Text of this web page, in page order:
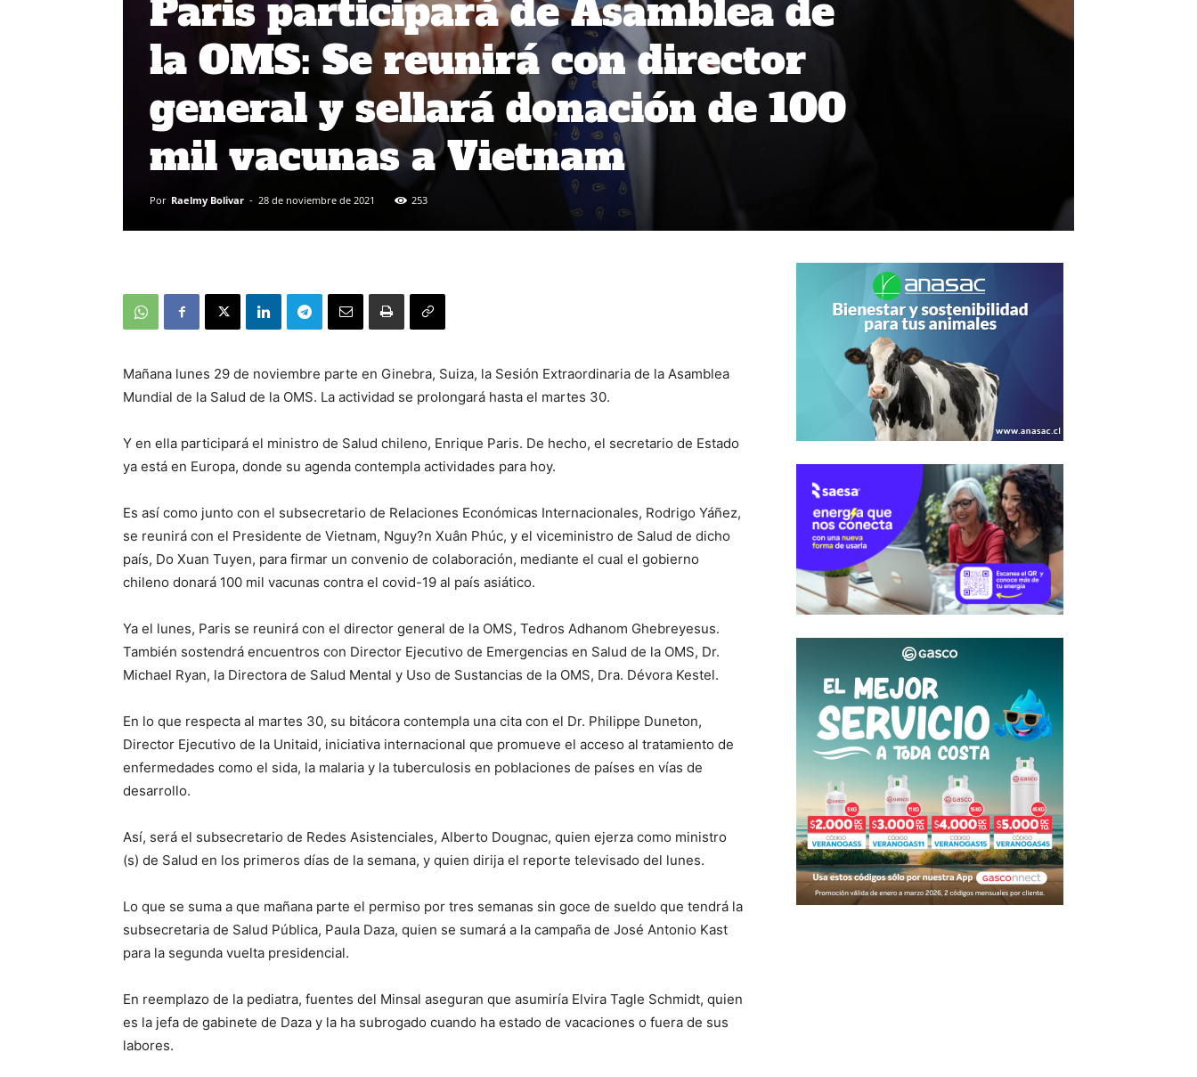
Paris participará de Asamblea de
la OMS: Se reunirá con director
general y sellará donación de 100
mil vacunas a Vietnam
Por Raelmy Bolivar - 28 de noviembre de 2021 253
Mañana lunes 29 de noviembre parte en Ginebra, Suiza, la Sesión Extraordinaria de la Asamblea
Mundial de la Salud de la OMS. La actividad se prolongará hasta el martes 30.
Y en ella participará el ministro de Salud chileno, Enrique Paris. De hecho, el secretario de Estado
ya está en Europa, donde su agenda contempla actividades para hoy.
Es así como junto con el subsecretario de Relaciones Económicas Internacionales, Rodrigo Yáñez,
se reunirá con el Presidente de Vietnam, Nguy?n Xuân Phúc, y el viceministro de Salud de dicho
país, Do Xuan Tuyen, para firmar un convenio de colaboración, mediante el cual el gobierno
chileno donará 100 mil vacunas contra el covid-19 al país asiático.
Ya el lunes, Paris se reunirá con el director general de la OMS, Tedros Adhanom Ghebreyesus.
También sostendrá encuentros con Director Ejecutivo de Emergencias en Salud de la OMS, Dr.
Michael Ryan, la Directora de Salud Mental y Uso de Sustancias de la OMS, Dra. Dévora Kestel.
En lo que respecta al martes 30, su bitácora contempla una cita con el Dr. Philippe Duneton,
Director Ejecutivo de la Unitaid, iniciativa internacional que promueve el acceso al tratamiento de
enfermedades como el sida, la malaria y la tuberculosis en poblaciones de países en vías de
desarrollo.
Así, será el subsecretario de Redes Asistenciales, Alberto Dougnac, quien ejerza como ministro
(s) de Salud en los primeros días de la semana, y quien dirija el reporte televisado del lunes.
Lo que se suma a que mañana parte el permiso por tres semanas sin goce de sueldo que tendrá la
subsecretaria de Salud Pública, Paula Daza, quien se sumará a la campaña de José Antonio Kast
para la segunda vuelta presidencial.
En reemplazo de la pediatra, fuentes del Minsal aseguran que asumiría Elvira Tagle Schmidt, quien
es la jefa de gabinete de Daza y la ha subrogado cuando ha estado de vacaciones o fuera de sus
labores.